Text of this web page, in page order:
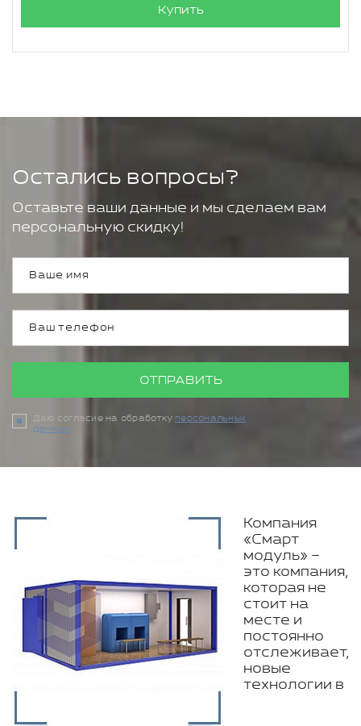
Купить
Остались вопросы?
Оставьте ваши данные и мы сделаем вам
персональную скидку!
ОТПРАВИТЬ
Даю согласие на обработку персональных
данных
Компания
«Смарт
модуль» –
это компания,
которая не
стоит на
месте и
постоянно
отслеживает,
новые
технологии в